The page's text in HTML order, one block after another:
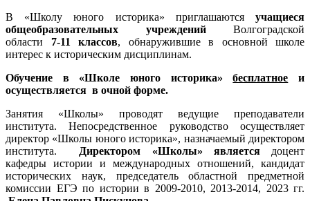
В «Школу юного историка» приглашаются учащиеся
общеобразовательных учрежденийВолгоградской
области 7-11 классов, обнаружившие в основной школе
интерес к историческим дисциплинам.
Обучение в «Школе юного историка»бесплатное и
осуществляется в очной форме.
Занятия «Школы» проводят ведущие преподаватели
института. Непосредственное руководство осуществляет
директор «Школы юного историка», назначаемый директором
института. Директором «Школы» являетсядоцент
кафедры истории и международных отношений, кандидат
исторических наук, председатель областной предметной
комиссии ЕГЭ по истории в 2009-2010, 2013-2014, 2023 гг.